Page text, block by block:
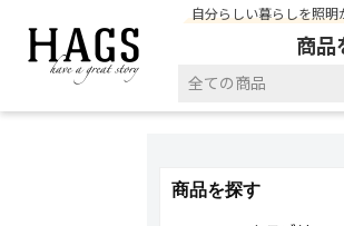
自分らしい暮らしを照
商品
全ての商品
商品を探す